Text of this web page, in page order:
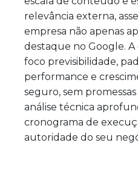
relevância externa,
empresa não apenas
destaque no Google.
foco previsibilidade,
performance e
seguro, sem
análise técnica
cronograma de
autoridade do seu